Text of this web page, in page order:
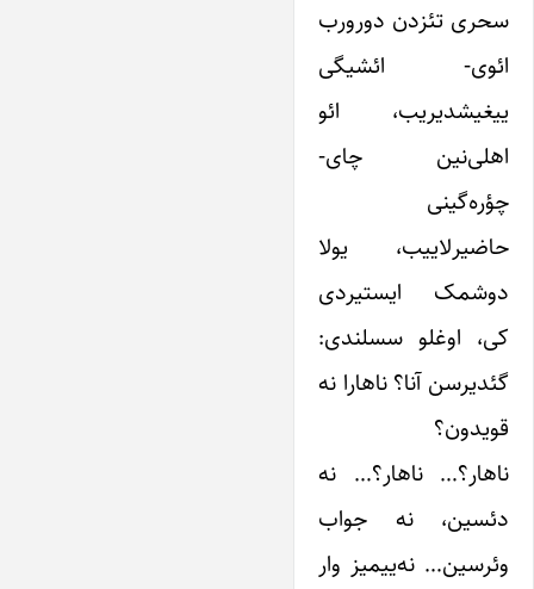
سحری تئزدن دورورب
ائوی- ائشیگی
ییغیشدیریب، ائو
اهلی‌نین چای-
چؤره‌گینی
حاضیرلاییب، یولا
دوشمک ایستیردی
کی، اوغلو سسلندی:
گئدیرسن آنا؟ ناهارا نه
قویدون؟
ناهار؟… ناهار؟… نه
دئسین،‌ نه جواب
وئرسین… نه‌ییمیز وار